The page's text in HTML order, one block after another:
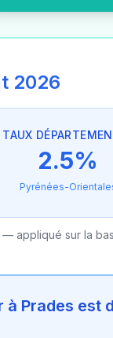
2026
TAUX
2.5%
Pyrénées-
appliqué sur la
Prades est